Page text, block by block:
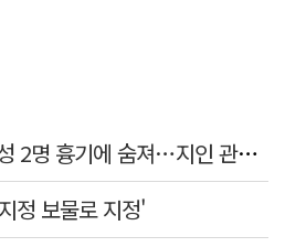
서울 면목동서 60대 남성 2명 흉기에 숨져…지인 관계로 추정
정 보물로 지정'